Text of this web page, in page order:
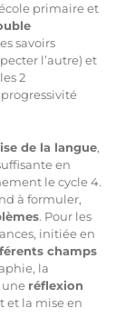
primaire et
savoirs
l’autre) et
2
de la langue,
en
le cycle 4.
à formuler,
. Pour les
initiée en
champs
la
une réflexion
et la mise en